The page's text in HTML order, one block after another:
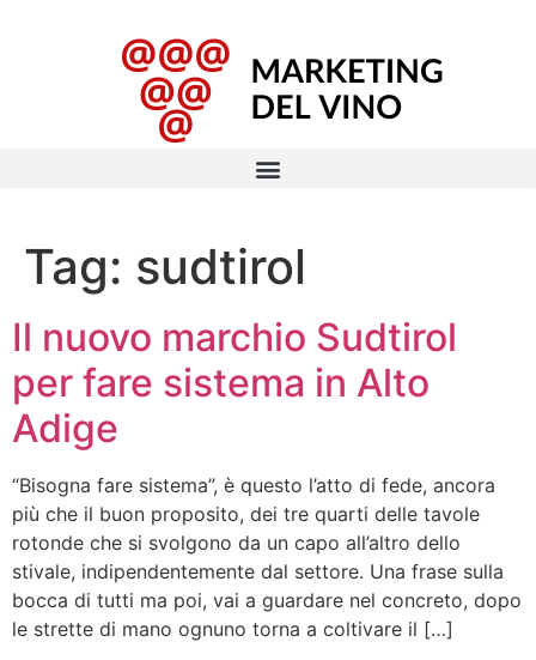
Tag: sudtirol
Il nuovo marchio Sudtirol
per fare sistema in Alto
Adige
“Bisogna fare sistema”, è questo l’atto di fede, ancora
più che il buon proposito, dei tre quarti delle tavole
rotonde che si svolgono da un capo all’altro dello
stivale, indipendentemente dal settore. Una frase sulla
bocca di tutti ma poi, vai a guardare nel concreto, dopo
le strette di mano ognuno torna a coltivare il […]